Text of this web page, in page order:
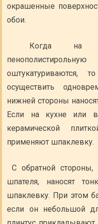
окрашенные
обои.
Когда на
оштукатуриваются,
осуществить
нижней стороны
Если на кухне или
керамической
применяют шпаклевку.
С обратной
шпателя, наносят
шпаклевку. При этом
если он небольшой